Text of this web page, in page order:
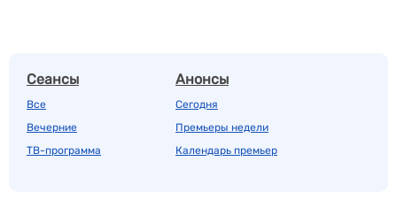
Сеансы
Все
Вечерние
ТВ-программа
Анонсы
Сегодня
Премьеры недели
Календарь премьер